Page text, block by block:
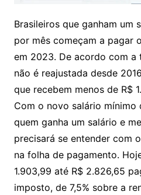
Brasileiros que ganham um
por mês começam a pagar
em 2023. De acordo com a
não é reajustada desde
que recebem menos de R$
Com o novo salário mínimo
quem ganha um salário e
precisará se entender com
na folha de pagamento.
1.903,99 até R$ 2.826,65
imposto, de 7,5% sobre a